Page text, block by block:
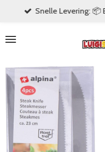
naar
hoofdinhoud
Snelle Levering: 📦